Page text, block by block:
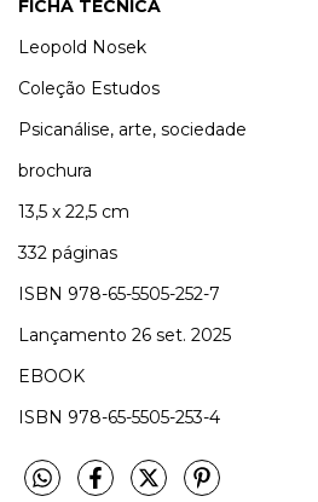
FICHA TÉCNICA
Leopold Nosek
Coleção Estudos
Psicanálise, arte, sociedade
brochura
13,5 x 22,5 cm
332 páginas
ISBN 978-65-5505-252-7
Lançamento 26 set. 2025
EBOOK
ISBN 978-65-5505-253-4